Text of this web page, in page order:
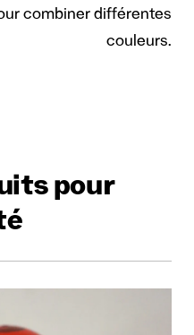
combiner différentes
couleurs.
pour